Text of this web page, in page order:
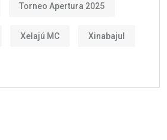
Torneo Apertura 2025
Xelajú MC Xinabajul